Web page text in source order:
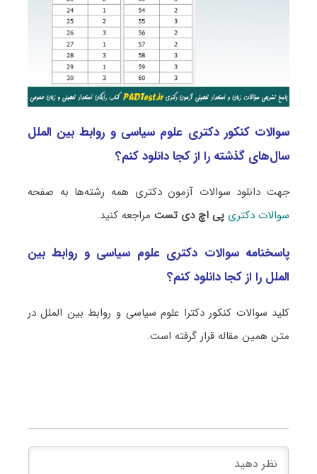
سوالات کنکور دکتری علوم سیاسی و روابط بین الملل
سال‌های گذشته را از کجا دانلود کنم؟
جهت دانلود سوالات آزمون دکتری همه رشته‌ها به صفحه
سوالات دکتری پی اچ دی تستمراجعه کنید.
پاسخنامه سوالات دکتری علوم سیاسی و روابط بین
الملل را از کجا دانلود کنم؟
کلید سوالات کنکور دکترا علوم سیاسی و روابط بین الملل در
متن همین مقاله قرار گرفته است.